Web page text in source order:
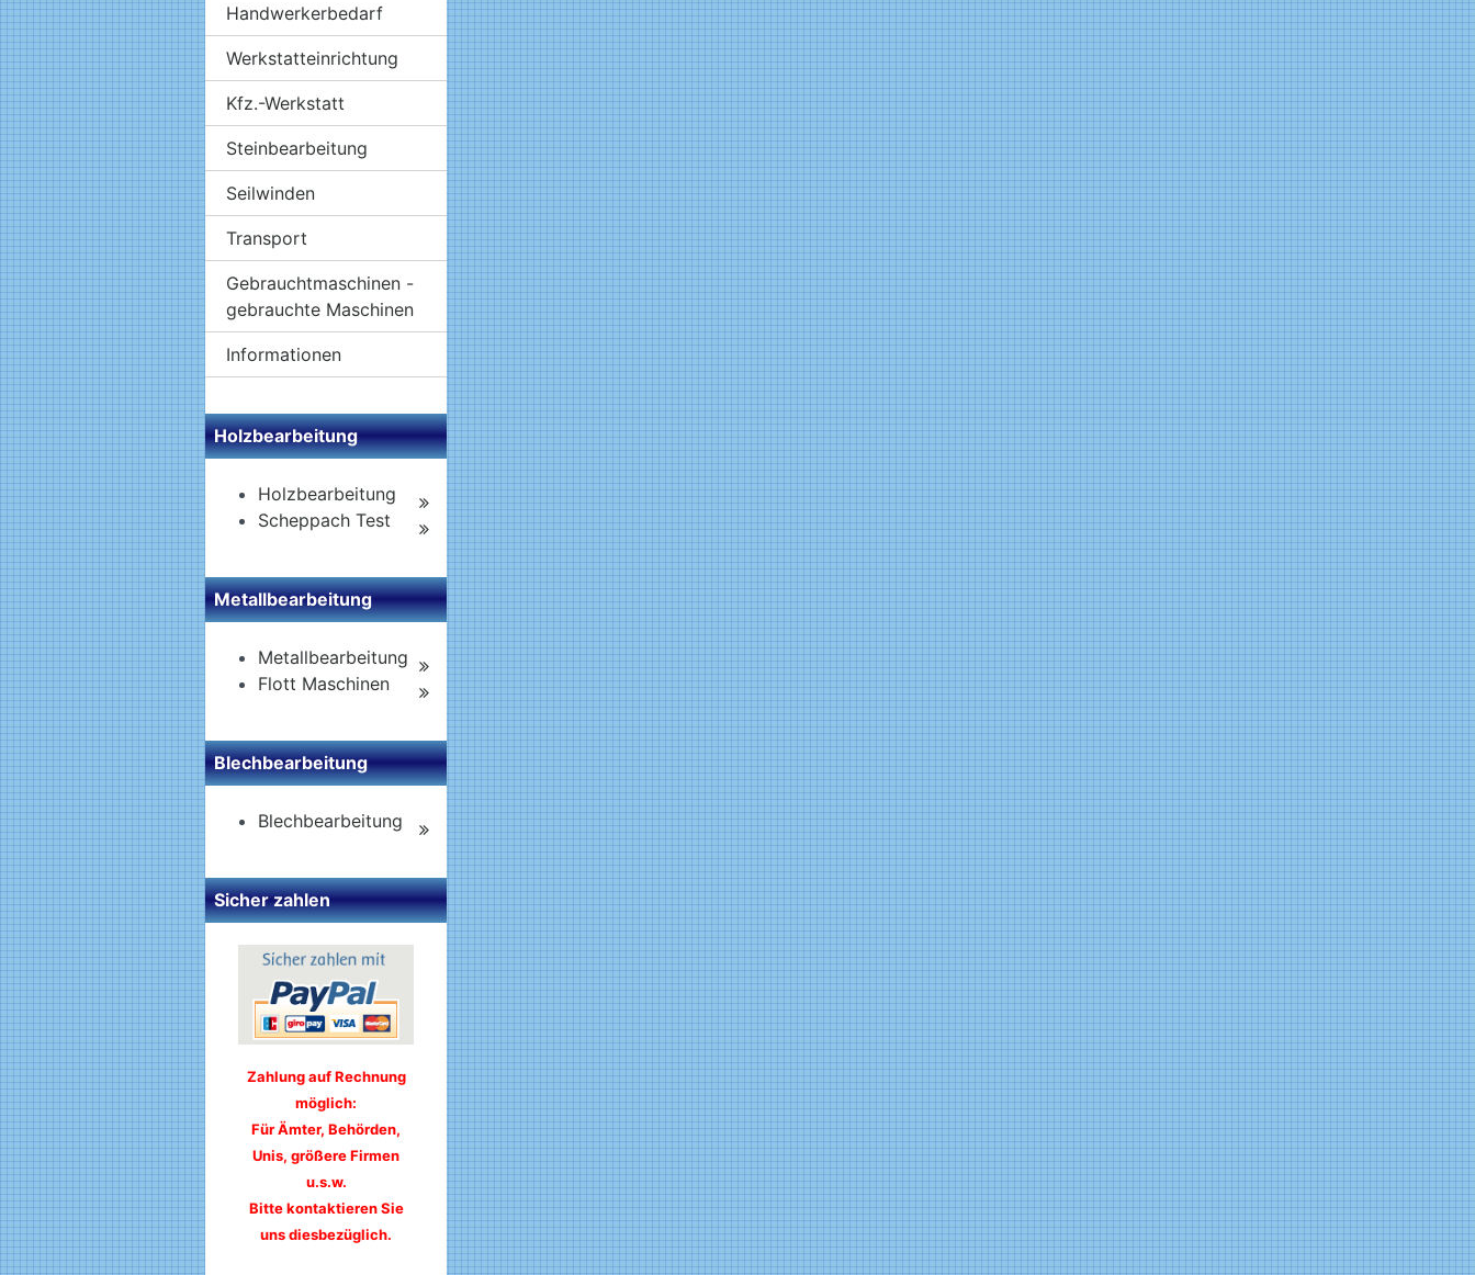
Handwerkerbedarf
Werkstatteinrichtung
Kfz.-Werkstatt
Steinbearbeitung
Seilwinden
Transport
Gebrauchtmaschinen -
gebrauchte Maschinen
Informationen
Holzbearbeitung
Holzbearbeitung
Scheppach Test
Metallbearbeitung
Metallbearbeitung
Flott Maschinen
Blechbearbeitung
Blechbearbeitung
Sicher zahlen
Zahlung auf Rechnung
möglich:
Für Ämter, Behörden,
Unis, größere Firmen
u.s.w.
Bitte kontaktieren Sie
uns diesbezüglich.